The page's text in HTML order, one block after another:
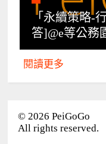
「永續策略-
答]@e等公務
閱讀更多
© 2026 PeiGoGo
All rights reserved.